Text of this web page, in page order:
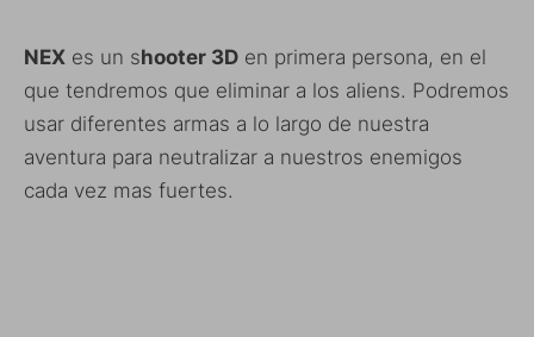
NEX es un shooter 3D en primera persona, en el
que tendremos que eliminar a los aliens. Podremos
usar diferentes armas a lo largo de nuestra
aventura para neutralizar a nuestros enemigos
cada vez mas fuertes.